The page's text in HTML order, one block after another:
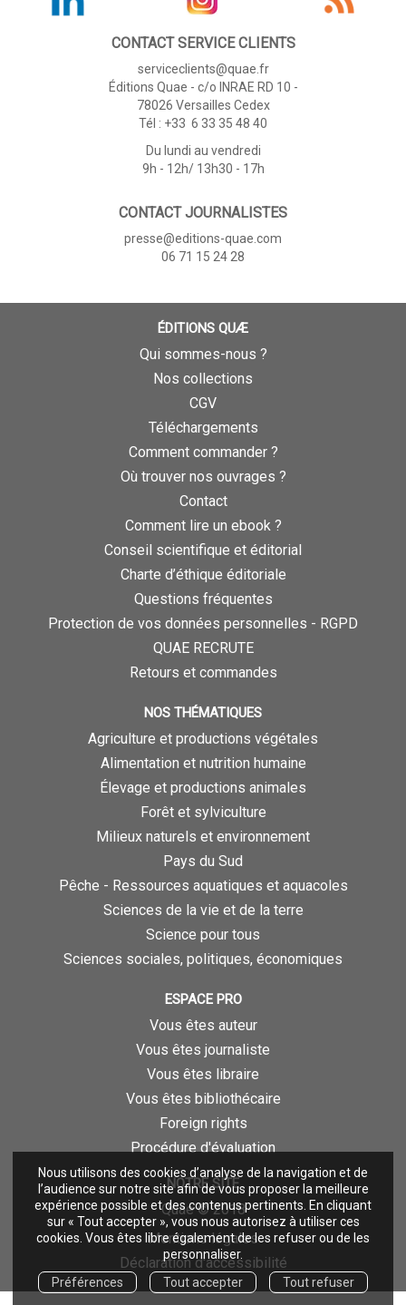
Nous utilisons des cookies d’analyse de la navigation et de
l’audience sur notre site afin de vous proposer la meilleure
expérience possible et des contenus pertinents. En cliquant
sur « Tout accepter », vous nous autorisez à utiliser ces
cookies. Vous êtes libre également de les refuser ou de les
personnaliser.
Préférences
Tout accepter Tout refuser
CONTACT SERVICE CLIENTS
serviceclients@quae.fr
Éditions Quae - c/o INRAE RD 10 -
78026 Versailles Cedex
Tél : +33 6 33 35 48 40
Du lundi au vendredi
9h - 12h/ 13h30 - 17h
CONTACT JOURNALISTES
presse@editions-quae.com
06 71 15 24 28
ÉDITIONS QUÆ
Qui sommes-nous ?
Nos collections
CGV
Téléchargements
Comment commander ?
Où trouver nos ouvrages ?
Contact
Comment lire un ebook ?
Conseil scientifique et éditorial
Charte d’éthique éditoriale
Questions fréquentes
Protection de vos données personnelles - RGPD
QUAE RECRUTE
Retours et commandes
NOS THÉMATIQUES
Agriculture et productions végétales
Alimentation et nutrition humaine
Élevage et productions animales
Forêt et sylviculture
Milieux naturels et environnement
Pays du Sud
Pêche - Ressources aquatiques et aquacoles
Sciences de la vie et de la terre
Science pour tous
Sciences sociales, politiques, économiques
ESPACE PRO
Vous êtes auteur
Vous êtes journaliste
Vous êtes libraire
Vous êtes bibliothécaire
Foreign rights
Procédure d'évaluation
NOTRE SITE
Quae © 2018
Mentions légales
Déclaration d'accessibilité